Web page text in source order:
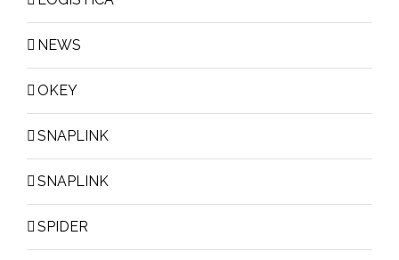
NEWS
OKEY
SNAPLINK
SNAPLINK
SPIDER